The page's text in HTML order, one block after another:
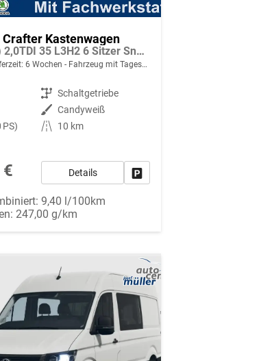
Kastenwagen
Plus (Snoeks) 2,0TDI 35 L3H2 6 Sitzer Snoeks Mixto AHK Standh.
6 Wochen Fahrzeug mit Tageszulassung
Getriebe Schaltgetriebe
Außenfarbe Candyweiß
PS) Kilometerstand
10 km
Details
9,40 l/100km
247,00 g/km